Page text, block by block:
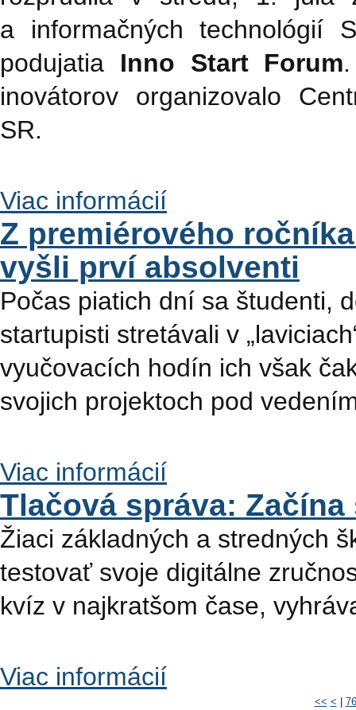
a informačných technológií
podujatia Inno Start Forum
inovátorov organizovalo
SR.
Viac informácií
Z premiérového
vyšli prví absolventi
Počas piatich dní sa študenti,
startupisti stretávali v
vyučovacích hodín ich však
svojich projektoch pod
Viac informácií
Tlačová správa:
Žiaci základných a stredných
testovať svoje digitálne
kvíz v najkratšom čase,
Viac informácií
<< < 76